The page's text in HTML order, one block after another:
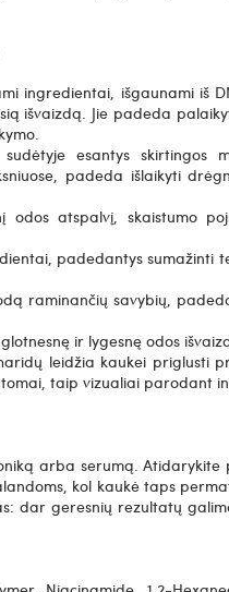
ingredientai, išgaunami iš
išvaizdą. Jie padeda
sudėtyje esantys skirtingos
padeda išlaikyti
odos atspalvį, skaistumo
padedantys sumažinti
raminančių savybių,
ir lygesnę odos
leidžia kaukei priglusti
taip vizualiai parodant
arba serumą.Atidarykite
kol kaukė taps
dar geresnių rezultatų